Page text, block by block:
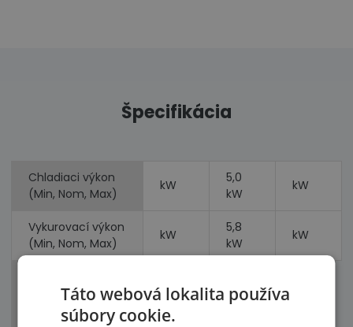
Špecifikácia
Chladiaci výkon
(Min, Nom, Max)
kW
5,0
kW
kW
Vykurovací výkon
(Min, Nom, Max)
kW
5,8
kW
kW
(chladenie,
vykurovanie)
kW kW
Táto webová lokalita používa
súbory cookie.